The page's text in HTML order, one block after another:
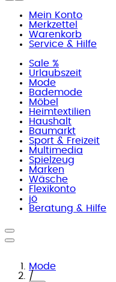
Mein Konto
Merkzettel
Warenkorb
Service & Hilfe
Sale %
Urlaubszeit
Mode
Bademode
Möbel
Heimtextilien
Haushalt
Baumarkt
Sport & Freizeit
Multimedia
Spielzeug
Marken
Wäsche
Flexikonto
jö
Beratung & Hilfe
Mode
/